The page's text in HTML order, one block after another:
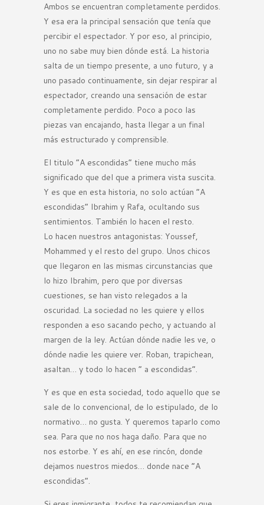
Ambos se encuentran completamente perdidos.
Y esa era la principal sensación que tenía que
percibir el espectador. Y por eso, al principio,
uno no sabe muy bien dónde está. La historia
salta de un tiempo presente, a uno futuro, y a
uno pasado continuamente, sin dejar respirar al
espectador, creando una sensación de estar
completamente perdido. Poco a poco las
piezas van encajando, hasta llegar a un final
más estructurado y comprensible.
El titulo “A escondidas” tiene mucho más
significado que del que a primera vista suscita.
Y es que en esta historia, no solo actúan “A
escondidas” Ibrahim y Rafa, ocultando sus
sentimientos. También lo hacen el resto.
Lo hacen nuestros antagonistas: Youssef,
Mohammed y el resto del grupo. Unos chicos
que llegaron en las mismas circunstancias que
lo hizo Ibrahim, pero que por diversas
cuestiones, se han visto relegados a la
oscuridad. La sociedad no les quiere y ellos
responden a eso sacando pecho, y actuando al
margen de la ley. Actúan dónde nadie les ve, o
dónde nadie les quiere ver. Roban, trapichean,
asaltan… y todo lo hacen “ a escondidas”.
Y es que en esta sociedad, todo aquello que se
sale de lo convencional, de lo estipulado, de lo
normativo… no gusta. Y queremos taparlo como
sea. Para que no nos haga daño. Para que no
nos estorbe. Y es ahí, en ese rincón, donde
dejamos nuestros miedos… donde nace “A
escondidas”.